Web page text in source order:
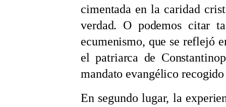
cimentada en la caridad
verdad. O podemos citar
ecumenismo, que se reflejó
el patriarca de
mandato evangélico
En segundo lugar, la